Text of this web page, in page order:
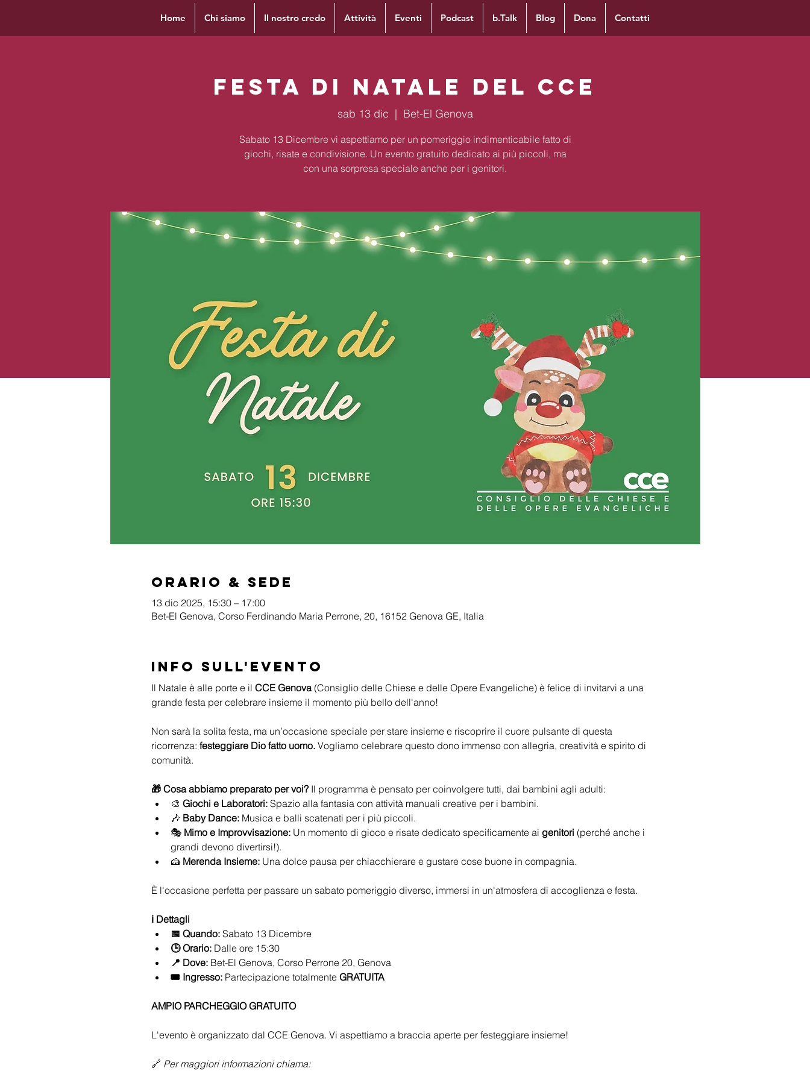
Home Chi siamo Il nostro credo Attività Eventi Podcast b.Talk Blog Dona Contatti
Festa di Natale del CCE
sab 13 dic
  |
Bet-El Genova
Sabato 13 Dicembre vi aspettiamo per un pomeriggio indimenticabile fatto di
giochi, risate e condivisione. Un evento gratuito dedicato ai più piccoli, ma
con una sorpresa speciale anche per i genitori.
Orario & Sede
13 dic 2025, 15:30 – 17:00
Bet-El Genova, Corso Ferdinando Maria Perrone, 20, 16152 Genova GE, Italia
Info sull'evento
Il Natale è alle porte e il CCE Genova (Consiglio delle Chiese e delle Opere Evangeliche) è felice di invitarvi a una
grande festa per celebrare insieme il momento più bello dell'anno!
Non sarà la solita festa, ma un’occasione speciale per stare insieme e riscoprire il cuore pulsante di questa
ricorrenza: festeggiare Dio fatto uomo. Vogliamo celebrare questo dono immenso con allegria, creatività e spirito di
comunità.
🎁 Cosa abbiamo preparato per voi? Il programma è pensato per coinvolgere tutti, dai bambini agli adulti:
🎨 Giochi e Laboratori: Spazio alla fantasia con attività manuali creative per i bambini.
🎶 Baby Dance: Musica e balli scatenati per i più piccoli.
🎭 Mimo e Improvvisazione: Un momento di gioco e risate dedicato specificamente ai genitori (perché anche i
grandi devono divertirsi!).
🍰 Merenda Insieme: Una dolce pausa per chiacchierare e gustare cose buone in compagnia.
È l'occasione perfetta per passare un sabato pomeriggio diverso, immersi in un'atmosfera di accoglienza e festa.
ℹ️ Dettagli
📅 Quando: Sabato 13 Dicembre
🕒 Orario: Dalle ore 15:30
📍 Dove: Bet-El Genova, Corso Perrone 20, Genova
🎟️ Ingresso: Partecipazione totalmente GRATUITA
AMPIO PARCHEGGIO GRATUITO
L'evento è organizzato dal CCE Genova. Vi aspettiamo a braccia aperte per festeggiare insieme!
🔗 Per maggiori informazioni chiama: